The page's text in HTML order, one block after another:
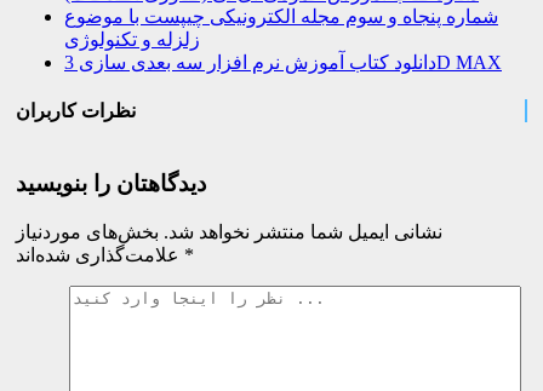
شماره پنجاه و سوم مجله الکترونیکی چیپست با موضوع
زلزله و تکنولوژی
دانلود کتاب آموزش نرم افزار سه بعدی سازی 3D MAX
نظرات کاربران
دیدگاهتان را بنویسید
نشانی ایمیل شما منتشر نخواهد شد. بخش‌های موردنیاز
*